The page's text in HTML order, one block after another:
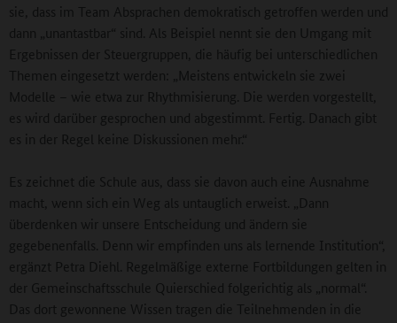
sie, dass im Team Absprachen demokratisch getroffen werden und
dann „unantastbar“ sind. Als Beispiel nennt sie den Umgang mit
Ergebnissen der Steuergruppen, die häufig bei unterschiedlichen
Themen eingesetzt werden: „Meistens entwickeln sie zwei
Modelle – wie etwa zur Rhythmisierung. Die werden vorgestellt,
es wird darüber gesprochen und abgestimmt. Fertig. Danach gibt
es in der Regel keine Diskussionen mehr.“
Es zeichnet die Schule aus, dass sie davon auch eine Ausnahme
macht, wenn sich ein Weg als untauglich erweist. „Dann
überdenken wir unsere Entscheidung und ändern sie
gegebenenfalls. Denn wir empfinden uns als lernende Institution“,
ergänzt Petra Diehl. Regelmäßige externe Fortbildungen gelten in
der Gemeinschaftsschule Quierschied folgerichtig als „normal“.
Das dort gewonnene Wissen tragen die Teilnehmenden in die